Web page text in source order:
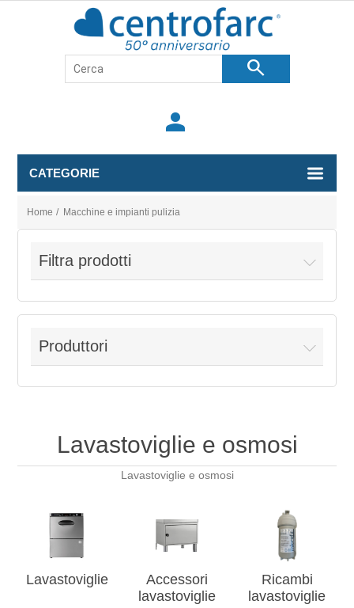
search
person
CATEGORIE
Home / Macchine e impianti pulizia
Filtra prodotti
Produttori
Lavastoviglie e osmosi
Lavastoviglie e osmosi
Lavastoviglie
Accessori
lavastoviglie
Ricambi
lavastoviglie